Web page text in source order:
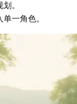
。
一角色。